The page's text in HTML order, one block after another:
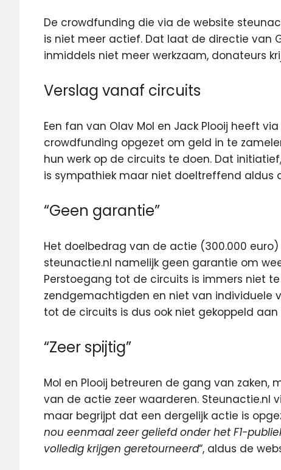
De crowdfunding die via de website
is niet meer actief. Dat laat de directie van
inmiddels niet meer werkzaam, donateurs
Verslag vanaf circuits
Een fan van Olav Mol en Jack Plooij heeft
crowdfunding opgezet om geld in te
hun werk op de circuits te doen. Dat initiatief,
is sympathiek maar niet doeltreffend aldus
“Geen garantie”
Het doelbedrag van de actie (300.000
steunactie.nl namelijk geen garantie om
Perstoegang tot de circuits is immers niet
zendgemachtigden en niet van individuele
tot de circuits is dus ook niet gekoppeld
“Zeer spijtig”
Mol en Plooij betreuren de gang van zaken,
van de actie zeer waarderen. Steunactie.nl
maar begrijpt dat een dergelijk actie is
nou eenmaal zeer geliefd onder het F1-
volledig krijgen geretourneerd“, aldus de